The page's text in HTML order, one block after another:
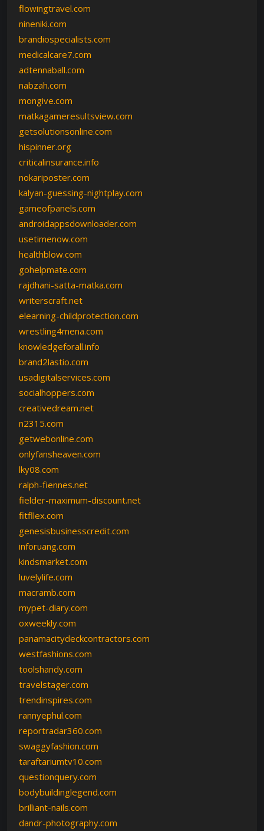
flowingtravel.com
nineniki.com
brandiospecialists.com
medicalcare7.com
adtennaball.com
nabzah.com
mongive.com
matkagameresultsview.com
getsolutionsonline.com
hispinner.org
criticalinsurance.info
nokariposter.com
kalyan-guessing-nightplay.com
gameofpanels.com
androidappsdownloader.com
usetimenow.com
healthblow.com
gohelpmate.com
rajdhani-satta-matka.com
writerscraft.net
elearning-childprotection.com
wrestling4mena.com
knowledgeforall.info
brand2lastio.com
usadigitalservices.com
socialhoppers.com
creativedream.net
n2315.com
getwebonline.com
onlyfansheaven.com
lky08.com
ralph-fiennes.net
fielder-maximum-discount.net
fitfllex.com
genesisbusinesscredit.com
inforuang.com
kindsmarket.com
luvelylife.com
macramb.com
mypet-diary.com
oxweekly.com
panamacitydeckcontractors.com
westfashions.com
toolshandy.com
travelstager.com
trendinspires.com
rannyephul.com
reportradar360.com
swaggyfashion.com
taraftariumtv10.com
questionquery.com
bodybuildinglegend.com
brilliant-nails.com
dandr-photography.com